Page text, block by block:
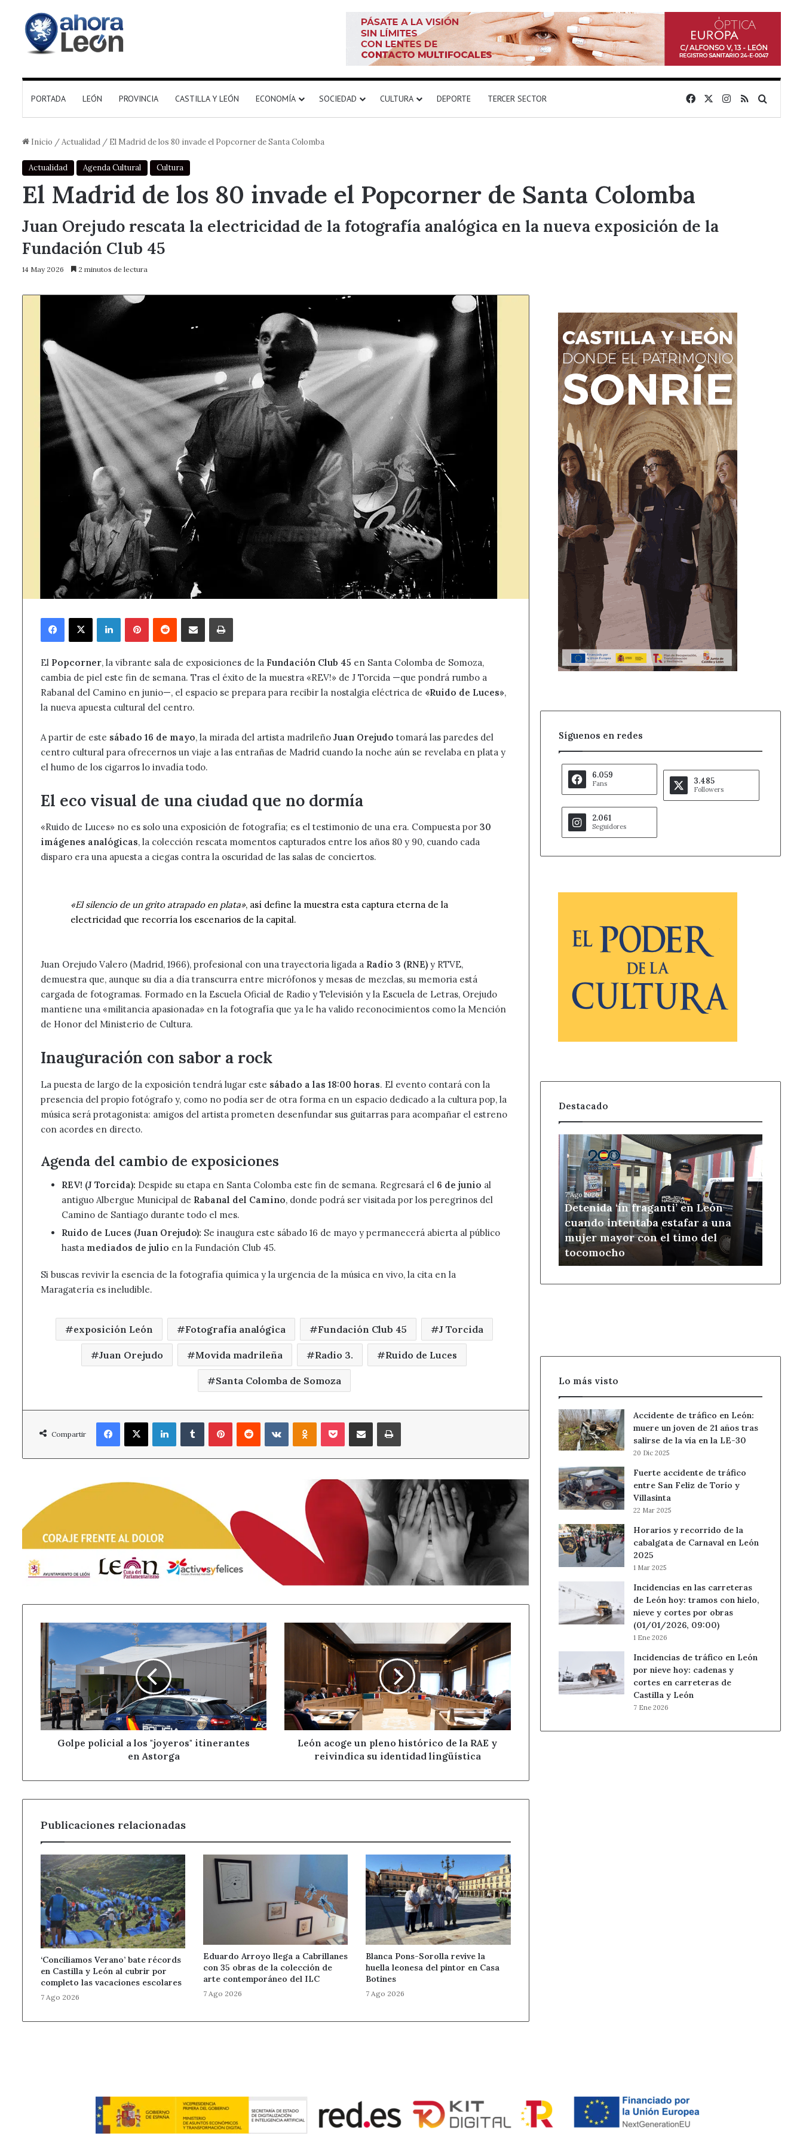
PORTADA LEÓN PROVINCIA CASTILLA Y LEÓN ECONOMÍA SOCIEDAD CULTURA DEPORTE TERCER SECTOR FacebookInstagram
RSS
Inicio /Actualidad / El Madrid de los 80 invade el Popcorner de Santa Colomba
Actualidad Agenda Cultural Cultura
El Madrid de los 80 invade el Popcorner de Santa Colomba
Juan Orejudo rescata la electricidad de la fotografía analógica en la nueva exposición de la
Fundación Club 45
14 May 2026 2 minutos de lectura
Facebook
X LinkedInPinterestReddit Compartir por correo electrónicoImprimir
El Popcorner, la vibrante sala de exposiciones de la Fundación Club 45 en Santa Colomba de Somoza,
cambia de piel este fin de semana. Tras el éxito de la muestra «REV!» de J Torcida —que pondrá rumbo a
Rabanal del Camino en junio—, el espacio se prepara para recibir la nostalgia eléctrica de «Ruido de Luces»,
la nueva apuesta cultural del centro.
A partir de este sábado 16 de mayo, la mirada del artista madrileño Juan Orejudo tomará las paredes del
centro cultural para ofrecernos un viaje a las entrañas de Madrid cuando la noche aún se revelaba en plata y
el humo de los cigarros lo invadía todo.
El eco visual de una ciudad que no dormía
«Ruido de Luces» no es solo una exposición de fotografía; es el testimonio de una era. Compuesta por 30
imágenes analógicas, la colección rescata momentos capturados entre los años 80 y 90, cuando cada
disparo era una apuesta a ciegas contra la oscuridad de las salas de conciertos.
«El silencio de un grito atrapado en plata», así define la muestra esta captura eterna de la
electricidad que recorría los escenarios de la capital.
Juan Orejudo Valero (Madrid, 1966), profesional con una trayectoria ligada a Radio 3 (RNE) y RTVE,
demuestra que, aunque su día a día transcurra entre micrófonos y mesas de mezclas, su memoria está
cargada de fotogramas. Formado en la Escuela Oficial de Radio y Televisión y la Escuela de Letras, Orejudo
mantiene una «militancia apasionada» en la fotografía que ya le ha valido reconocimientos como la Mención
de Honor del Ministerio de Cultura.
Inauguración con sabor a rock
La puesta de largo de la exposición tendrá lugar este sábado a las 18:00 horas. El evento contará con la
presencia del propio fotógrafo y, como no podía ser de otra forma en un espacio dedicado a la cultura pop, la
música será protagonista: amigos del artista prometen desenfundar sus guitarras para acompañar el estreno
con acordes en directo.
Agenda del cambio de exposiciones
REV! (J Torcida): Despide su etapa en Santa Colomba este fin de semana. Regresará el 6 de junio al
antiguo Albergue Municipal de Rabanal del Camino, donde podrá ser visitada por los peregrinos del
Camino de Santiago durante todo el mes.
Ruido de Luces (Juan Orejudo): Se inaugura este sábado 16 de mayo y permanecerá abierta al público
hasta mediados de julio en la Fundación Club 45.
Si buscas revivir la esencia de la fotografía química y la urgencia de la música en vivo, la cita en la
Maragatería es ineludible.
exposición León Fotografía analógica Fundación Club 45 J Torcida
Juan Orejudo Movida madrileña Radio 3. Ruido de Luces
Santa Colomba de Somoza
Compartir
Facebook
X LinkedInTumblrPinterestReddit VKontakteOdnoklassniki
PocketCompartir por correo electrónicoImprimir
Golpe
policial
a
los
"joyeros"
itinerantes
en
Astorga
Golpe policial a los "joyeros" itinerantes
en Astorga
León
histórico
de
la
RAE
y
reivindica
lingüística
León acoge un pleno histórico de la RAE y
reivindica su identidad lingüística
Publicaciones relacionadas
‘Conciliamos Verano’ bate récords
en Castilla y León al cubrir por
completo las vacaciones escolares
7 Ago 2026
Eduardo Arroyo llega a Cabrillanes
con 35 obras de la colección de
arte contemporáneo del ILC
7 Ago 2026
Blanca Pons-Sorolla revive la
huella leonesa del pintor en Casa
Botines
7 Ago 2026
Síguenos en redes
6.059
Fans 3.485
Followers
2.061
Seguidores
Destacado
Detenida
‘in
fraganti’
León
cuando
intentaba
estafar
a
una
mujer
7 Ago 2026
Detenida ‘in fraganti’ en León
cuando intentaba estafar a una
mujer mayor con el timo del
tocomocho
Lo más visto
Accidente de tráfico en León:
muere un joven de 21 años tras
salirse de la vía en la LE-30
20 Dic 2025
Fuerte accidente de tráfico
entre San Feliz de Torío y
Villasinta
22 Mar 2025
Horarios y recorrido de la
cabalgata de Carnaval en León
2025
1 Mar 2025
Incidencias en las carreteras
de León hoy: tramos con hielo,
nieve y cortes por obras
(01/01/2026, 09:00)
1 Ene 2026
Incidencias de tráfico en León
por nieve hoy: cadenas y
cortes en carreteras de
Castilla y León
7 Ene 2026